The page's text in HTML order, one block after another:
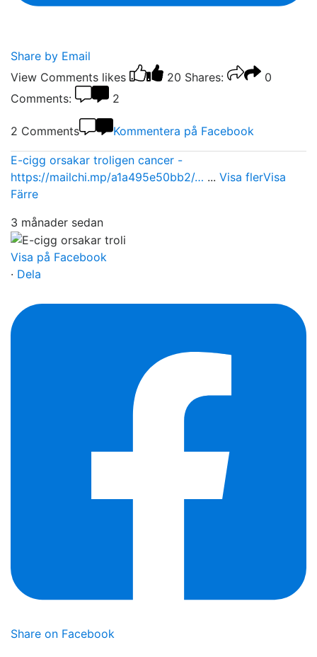
Share by Email
View Comments likes 20 Shares:
0
Comments:
2
2 Comments Kommentera på Facebook
E-cigg orsakar troligen cancer -
https://mailchi.mp/a1a495e50bb2/… ... Visa flerVisa
Färre
3 månader sedan
Visa på Facebook
· Dela
Share on Facebook